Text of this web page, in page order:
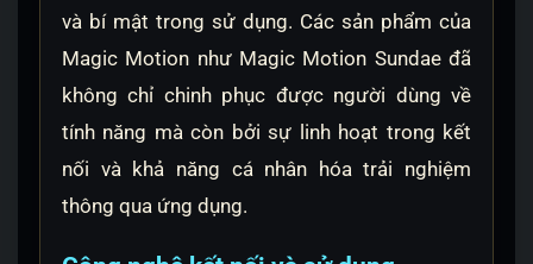
và bí mật trong sử dụng. Các sản phẩm của
Magic Motion như Magic Motion Sundae đã
không chỉ chinh phục được người dùng về
tính năng mà còn bởi sự linh hoạt trong kết
nối và khả năng cá nhân hóa trải nghiệm
thông qua ứng dụng.